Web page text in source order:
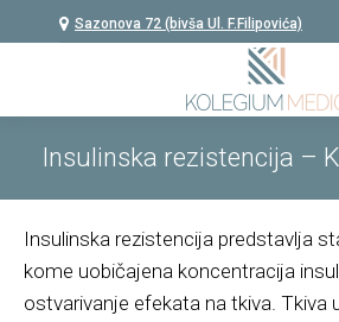
Sazonova 72 (bivša Ul. F.Filipovića)
Insulinska rezistencija –
Insulinska rezistencija predstavlja
kome uobičajena koncentracija
ostvarivanje efekata na tkiva. Tkiva